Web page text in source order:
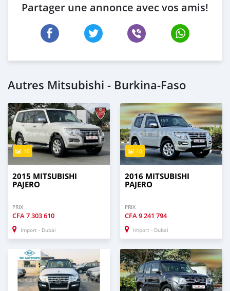
Partager une annonce avec vos amis!
Autres Mitsubishi - Burkina-Faso
10
2015 MITSUBISHI
PAJERO
PRIX
CFA7 303 610
Import - Dubai
10
2016 MITSUBISHI
PAJERO
PRIX
CFA9 241 794
Import - Dubai